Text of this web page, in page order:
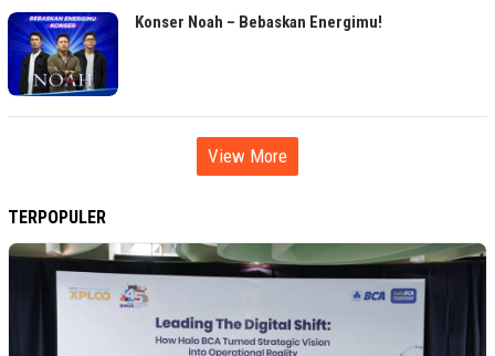
Konser Noah – Bebaskan Energimu!
View More
TERPOPULER